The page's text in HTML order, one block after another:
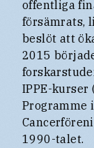
offentliga
försämrats,
beslöt att
2015
IPPE-
Programme
1990-talet.